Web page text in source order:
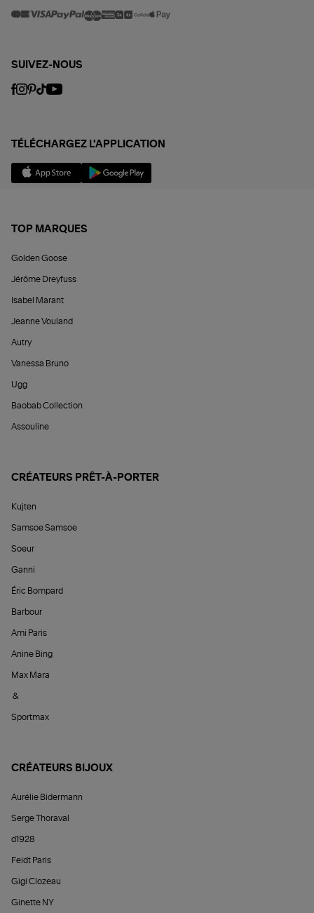
SUIVEZ-NOUS
TÉLÉCHARGEZ L'APPLICATION
TOP MARQUES
Golden Goose
Jérôme Dreyfuss
Isabel Marant
Jeanne Vouland
Autry
Vanessa Bruno
Ugg
Baobab Collection
Assouline
CRÉATEURS PRÊT-À-PORTER
Kujten
Samsoe Samsoe
Soeur
Ganni
Éric Bompard
Barbour
Ami Paris
Anine Bing
Max Mara
&
Sportmax
CRÉATEURS BIJOUX
Aurélie Bidermann
Serge Thoraval
d1928
Feidt Paris
Gigi Clozeau
Ginette NY